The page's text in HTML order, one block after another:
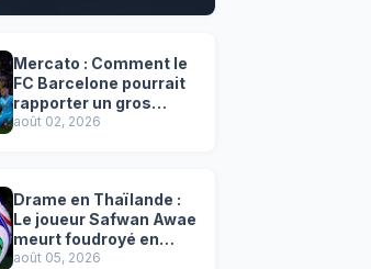
Mercato : Comment le
FC Barcelone pourrait
rapporter un gros
chèque inespéré à l’OM
août 02, 2026
Drame en Thaïlande :
Le joueur Safwan Awae
meurt foudroyé en
plein match
août 05, 2026